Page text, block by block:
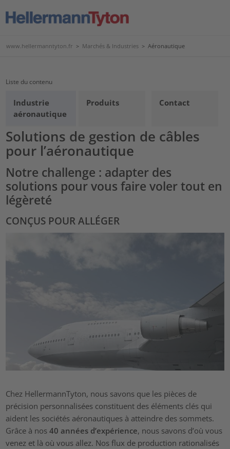
www.hellermanntyton.fr > Marchés & Industries > Aéronautique
Liste du contenu
Industrie
aéronautique
Produits Contact
Solutions de gestion de câbles
pour l’aéronautique
Notre challenge : adapter des
solutions pour vous faire voler tout en
légèreté
CONÇUS POUR ALLÉGER
Chez HellermannTyton, nous savons que les pièces de
précision personnalisées constituent des éléments clés qui
aident les sociétés aéronautiques à atteindre des sommets.
Grâce à nos40 années d’expérience, nous savons d’où vous
venez et là où vous allez. Nos flux de production rationalisés